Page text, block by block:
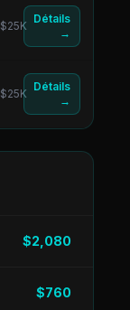
$25K
Détails
→
$25K
Détails
→
$2,080
$760